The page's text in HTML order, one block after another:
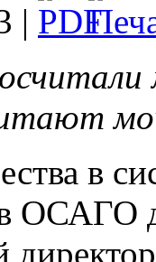
|
в
ОСАГО